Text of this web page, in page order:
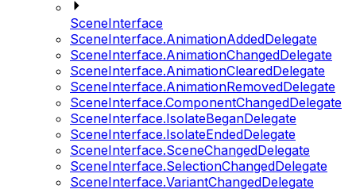
SceneInterface
SceneInterface.AnimationAddedDelegate
SceneInterface.AnimationChangedDelegate
SceneInterface.AnimationClearedDelegate
SceneInterface.AnimationRemovedDelegate
SceneInterface.ComponentChangedDelegate
SceneInterface.IsolateBeganDelegate
SceneInterface.IsolateEndedDelegate
SceneInterface.SceneChangedDelegate
SceneInterface.SelectionChangedDelegate
SceneInterface.VariantChangedDelegate